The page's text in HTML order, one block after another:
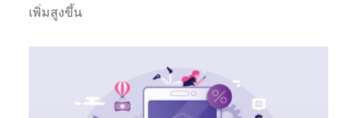
เพิ่มสูงขึ้น